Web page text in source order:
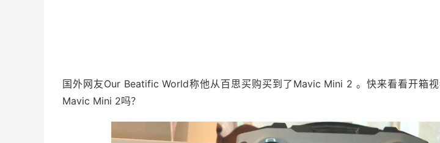
国外网友Our Beatific World称他从百思买购买到了Mavic Mini 2 。快来看看开箱
Mavic Mini 2吗？